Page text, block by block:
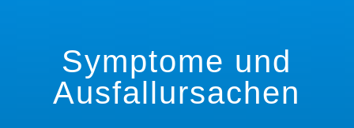
Symptome und
Ausfallursachen